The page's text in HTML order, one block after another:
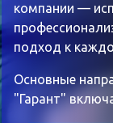
компании —
подход к
Основные
"Гарант"